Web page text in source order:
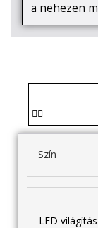
a nehezen
Szín
LED világítás